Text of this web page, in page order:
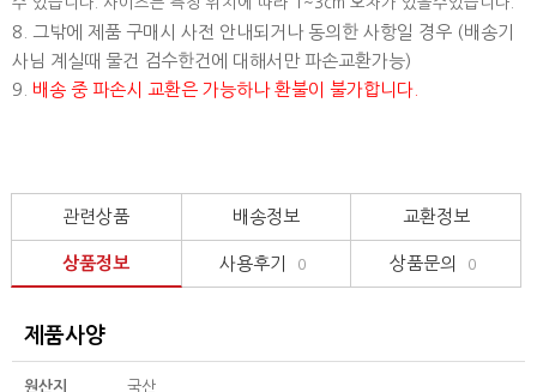
8. 그밖에 제품 구매시 사전 안내되거나 동의한 사항일 경우 (배송기
사님 계실때 물건 검수한건에 대해서만 파손교환가능)
9. 배송 중 파손시 교환은 가능하나 환불이 불가합니다.
관련상품 배송정보 교환정보
상품정보 사용후기 0 상품문의 0
제품사양
원산지 국산